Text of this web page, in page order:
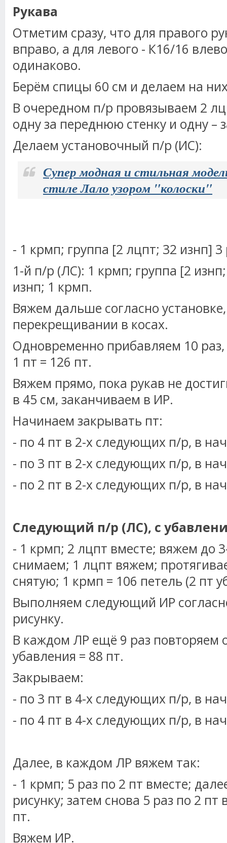
Рукава
Отметим сразу, что для правого
вправо, а для левого - К16/16
одинаково.
Берём спицы 60 см и делаем на
В очередном п/р провязываем 2
одну за переднюю стенку и одну –
Делаем установочный п/р (ИС):
Супер модная и стильная
стиле Лало узором "колоски"
- 1 крмп; группа [2 лцпт; 32 изнп]
1-й п/р (ЛС): 1 крмп; группа [2
изнп; 1 крмп.
Вяжем дальше согласно
перекрещивании в косах.
Одновременно прибавляем 10
1 пт = 126 пт.
Вяжем прямо, пока рукав не
в 45 см, заканчиваем в ИР.
Начинаем закрывать пт:
- по 4 пт в 2-х следующих п/р, в
- по 3 пт в 2-х следующих п/р, в
- по 2 пт в 2-х следующих п/р, в
Следующий п/р (ЛС), с
- 1 крмп; 2 лцпт вместе; вяжем до
снимаем; 1 лцпт вяжем;
снятую; 1 крмп = 106 петель (2 пт
Выполняем следующий ИР
рисунку.
В каждом ЛР ещё 9 раз повторяем
убавления = 88 пт.
Закрываем:
- по 3 пт в 4-х следующих п/р, в
- по 4 пт в 4-х следующих п/р, в
Далее, в каждом ЛР вяжем так:
- 1 крмп; 5 раз по 2 пт вместе;
рисунку; затем снова 5 раз по 2 пт
пт.
Вяжем ИР.